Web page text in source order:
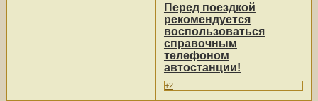
Перед поездкой
рекомендуется
воспользоваться
справочным
телефоном
автостанции!
+2